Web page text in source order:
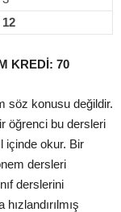
12
KREDİ: 70
söz konusu değildir.
öğrenci bu dersleri
içinde okur. Bir
dersleri
derslerini